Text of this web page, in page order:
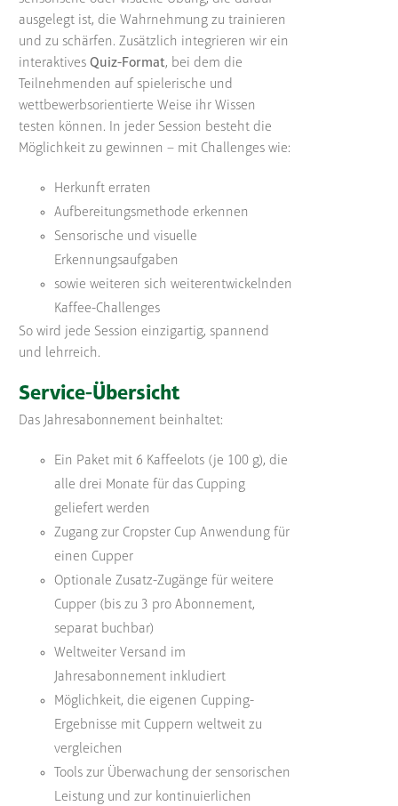
ausgelegt ist, die Wahrnehmung zu trainieren
und zu schärfen. Zusätzlich integrieren wir ein
interaktives Quiz-Format, bei dem die
Teilnehmenden auf spielerische und
wettbewerbsorientierte Weise ihr Wissen
testen können. In jeder Session besteht die
Möglichkeit zu gewinnen – mit Challenges wie:
Herkunft erraten
Aufbereitungsmethode erkennen
Sensorische und visuelle
Erkennungsaufgaben
sowie weiteren sich weiterentwickelnden
Kaffee-Challenges
So wird jede Session einzigartig, spannend
und lehrreich.
Service-Übersicht
Das Jahresabonnement beinhaltet:
Ein Paket mit 6 Kaffeelots (je 100 g), die
alle drei Monate für das Cupping
geliefert werden
Zugang zur Cropster Cup Anwendung für
einen Cupper
Optionale Zusatz-Zugänge für weitere
Cupper (bis zu 3 pro Abonnement,
separat buchbar)
Weltweiter Versand im
Jahresabonnement inkludiert
Möglichkeit, die eigenen Cupping-
Ergebnisse mit Cuppern weltweit zu
vergleichen
Tools zur Überwachung der sensorischen
Leistung und zur kontinuierlichen